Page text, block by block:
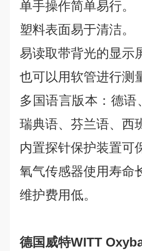
单手操作简单易行。
塑料表面易于清洁。
易读取带背光的显示
也可以用软管进行测
多国语言版本：德
瑞典语、芬兰语、西
内置探针保护装置可
氧气传感器使用寿命
维护费用低。
德国威特WITT